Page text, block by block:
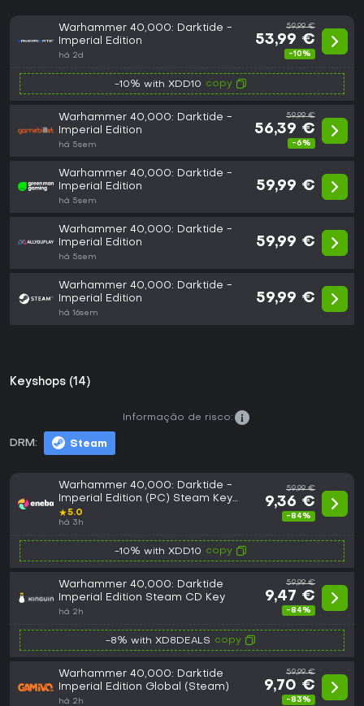
Warhammer 40,000: Darktide -
Imperial Edition
há 2d
59,99 €
53,99 €
-10%
-10% with XDD10 copy
Warhammer 40,000: Darktide -
Imperial Edition
há 5sem
59,99 €
56,39 €
-6%
Warhammer 40,000: Darktide -
Imperial Edition
há 5sem
59,99 €
Warhammer 40,000: Darktide -
Imperial Edition
há 5sem
59,99 €
Warhammer 40,000: Darktide -
Imperial Edition
há 16sem
59,99 €
Keyshops (14)
DRM: Steam
Informação de risco:
Warhammer 40,000: Darktide -
Imperial Edition (PC) Steam Key
GLOBAL
★5.0
há 3h
59,99 €
9,36 €
-84%
-10% with XDD10 copy
Warhammer 40,000: Darktide
Imperial Edition Steam CD Key
há 2h
59,99 €
9,47 €
-84%
-8% with XD8DEALS copy
Warhammer 40,000: Darktide
Imperial Edition Global (Steam)
há 2h
59,99 €
9,70 €
-83%